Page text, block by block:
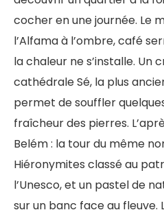
cocher en une journée. Le
l’Alfama à l’ombre, café
la chaleur ne s’installe. Un
cathédrale Sé, la plus
permet de souffler
fraîcheur des pierres.
Belém : la tour du même
Hiéronymites classé au
l’Unesco, et un pastel de
sur un banc face au fleuve.